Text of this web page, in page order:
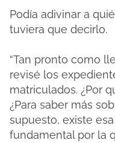
Podía adivinar a
tuviera que decirlo.
“Tan pronto como
revisé los
matriculados. ¿Por
¿Para saber más
supuesto, existe
fundamental por la